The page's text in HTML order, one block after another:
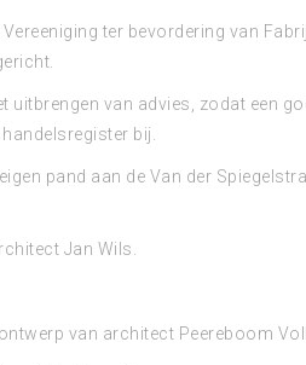
ter bevordering van
uitbrengen van advies, zodat een
bij.
pand aan de Van der
Jan Wils.
van architect Peereboom